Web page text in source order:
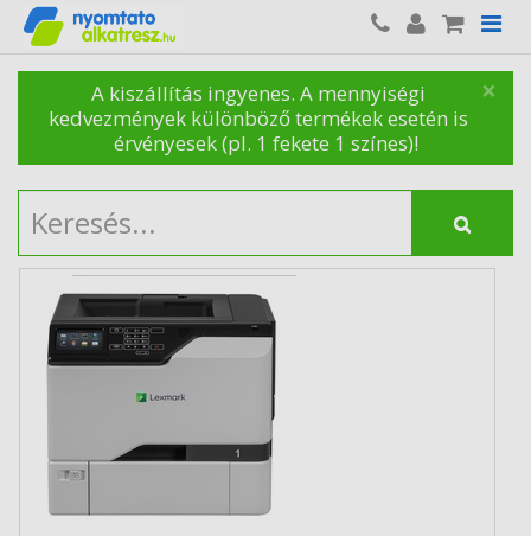
×
A kiszállítás ingyenes. A mennyiségi
kedvezmények különböző termékek esetén is
érvényesek (pl. 1 fekete 1 színes)!